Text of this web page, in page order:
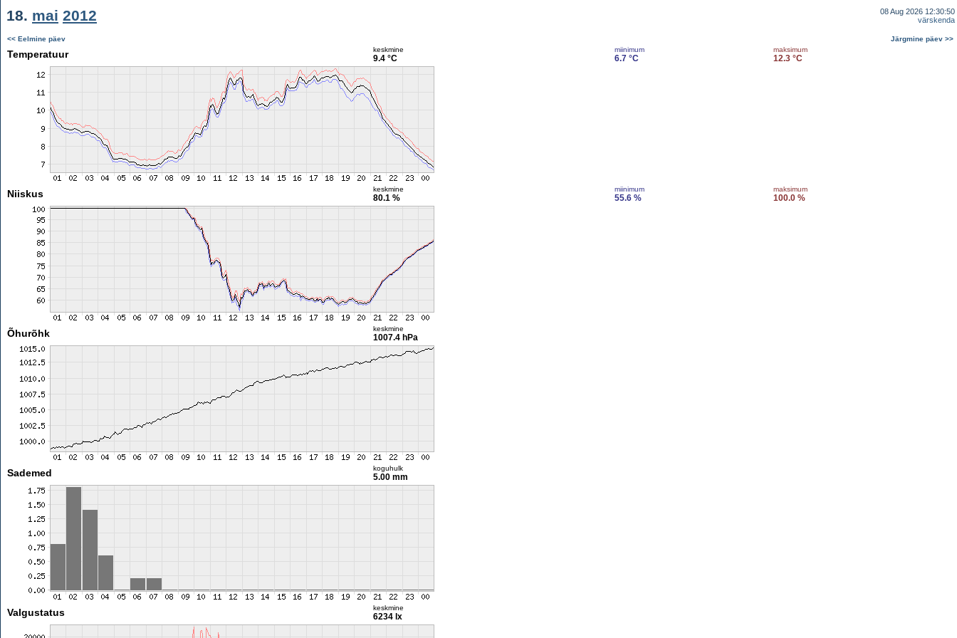
18. mai 2012
08 Aug 2026 12:30:50
värskenda
<< Eelmine päev Järgmine päev >>
Temperatuur keskmine
9.4 °C
miinimum
6.7 °C
maksimum
12.3 °C
Niiskus keskmine
80.1 %
miinimum
55.6 %
maksimum
100.0 %
Õhurõhk keskmine
1007.4 hPa
Sademed koguhulk
5.00 mm
Valgustatus keskmine
6234 lx